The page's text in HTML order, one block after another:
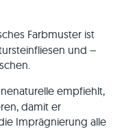
Farbmuster ist
und –
empfiehlt,
damit er
Imprägnierung alle